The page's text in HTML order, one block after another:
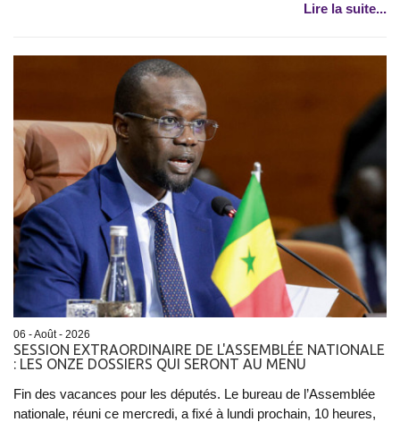
Lire la suite...
06 - Août - 2026
SESSION EXTRAORDINAIRE DE L'ASSEMBLÉE NATIONALE
: LES ONZE DOSSIERS QUI SERONT AU MENU
Fin des vacances pour les députés. Le bureau de l’Assemblée
nationale, réuni ce mercredi, a fixé à lundi prochain, 10 heures,